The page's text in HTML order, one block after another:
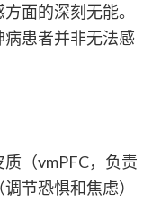
面的深刻无能。
患者并非无法感
（vmPFC，负责
节恐惧和焦虑）